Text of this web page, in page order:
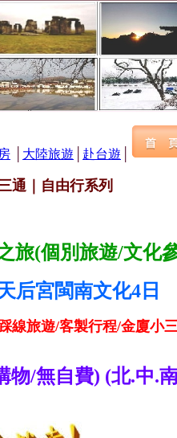
大陸旅遊 赴台遊
通｜自由行系列
旅(個別旅遊/文化
后宮閩南文化4日
線旅遊/客製行程/金廈小
物/無自費) (北.中.